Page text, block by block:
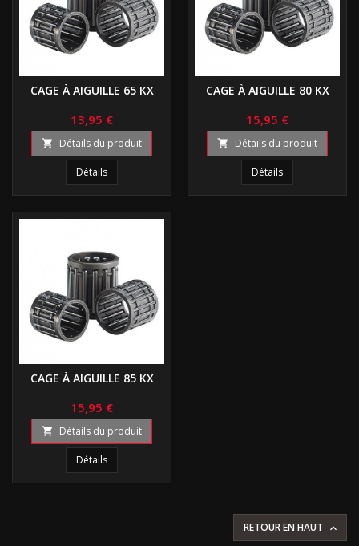
CAGE À AIGUILLE 65 KX
13,95 €
 Détails du produit
Détails
CAGE À AIGUILLE 80 KX
15,95 €
 Détails du produit
Détails
CAGE À AIGUILLE 85 KX
15,95 €
 Détails du produit
Détails
RETOUR EN HAUT 